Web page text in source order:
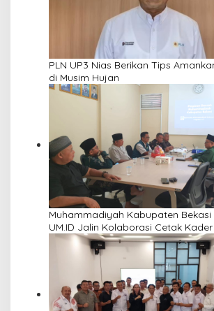
PLN UP3 Nias Berikan Tips
di Musim Hujan
Muhammadiyah Kabupaten Bekasi
UM.ID Jalin Kolaborasi Cetak